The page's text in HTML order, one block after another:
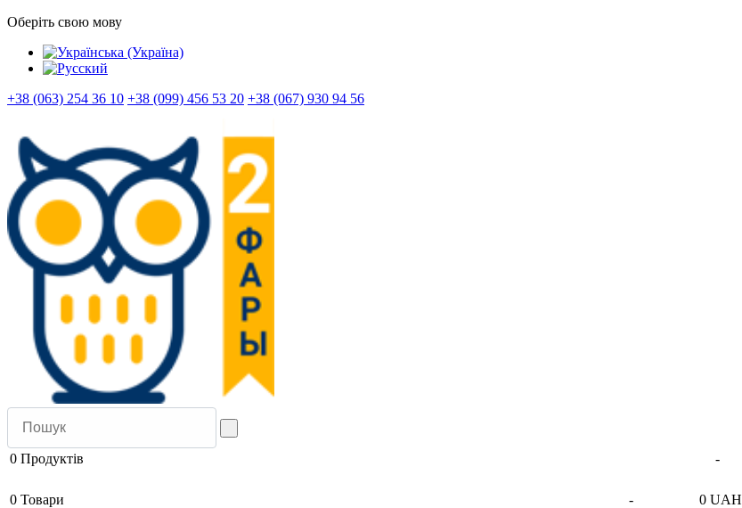
Оберіть свою мову
+38 (063) 254 36 10 +38 (099) 456 53 20 +38 (067) 930 94 56
0 Продуктів -
0 Товари -
0 UAH